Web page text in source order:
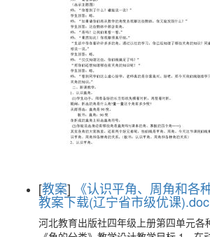
[教案] 《认识平角、周角和各
教案下载(辽宁省市级优课).doc
河北教育出版社四年级上册第四单元各